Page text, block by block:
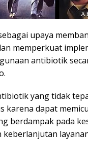
upaya
memperkuat
antibiotik
yang tidak
karena dapat
berdampak pada
keberlanjutan